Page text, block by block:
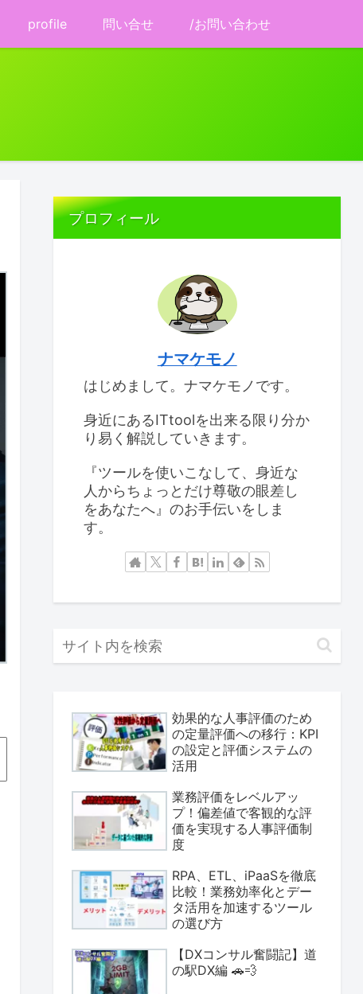
profile 問い合せ /お問い合わせ
プロフィール
ナマケモノ
はじめまして。ナマケモノです。
身近にあるITtoolを出来る限り分か
り易く解説していきます。
『ツールを使いこなして、身近な
人からちょっとだけ尊敬の眼差し
をあなたへ』のお手伝いをしま
す。
効果的な人事評価のため
の定量評価への移行：KPI
の設定と評価システムの
活用
業務評価をレベルアッ
プ！偏差値で客観的な評
価を実現する人事評価制
度
RPA、ETL、iPaaSを徹底
比較！業務効率化とデー
タ活用を加速するツール
の選び方
【DXコンサル奮闘記】道
の駅DX編 🚗💨